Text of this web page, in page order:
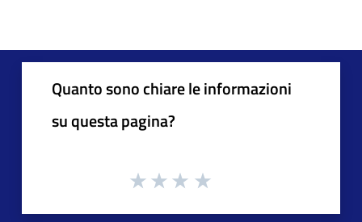
Quanto sono chiare le informazioni
su questa pagina?